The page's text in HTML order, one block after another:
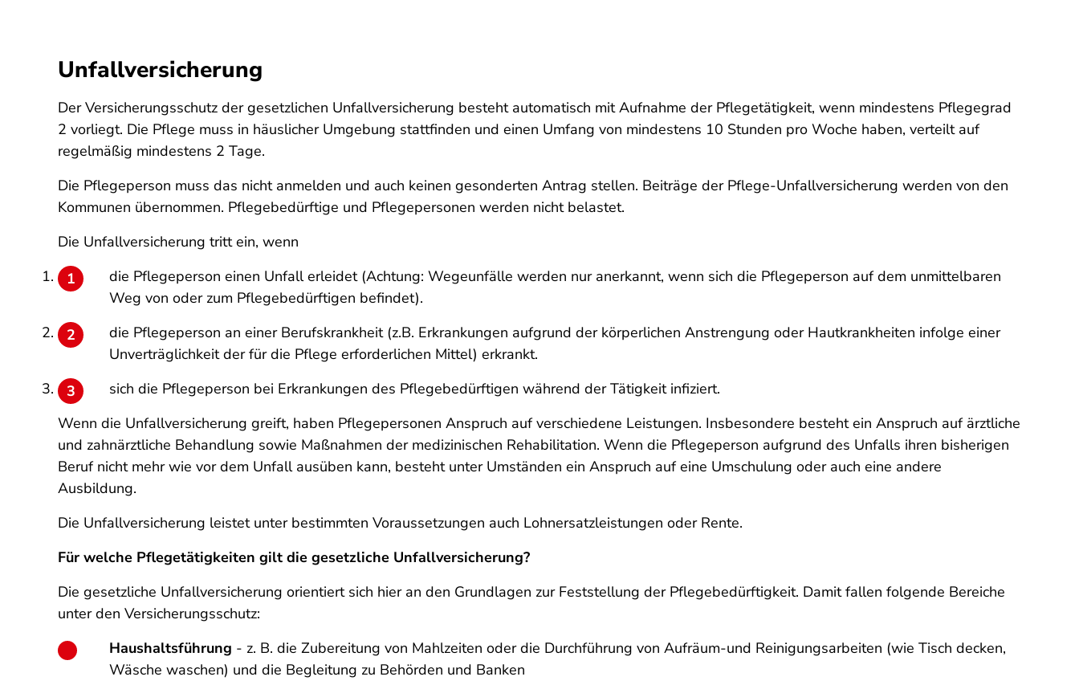
Unfallversicherung
Der Versicherungsschutz der gesetzlichen Unfallversicherung besteht automatisch mit Aufnahme der Pflegetätigkeit, wenn mindestens Pflegegrad
2 vorliegt. Die Pflege muss in häuslicher Umgebung stattfinden und einen Umfang von mindestens 10 Stunden pro Woche haben, verteilt auf
regelmäßig mindestens 2 Tage.
Die Pflegeperson muss das nicht anmelden und auch keinen gesonderten Antrag stellen. Beiträge der Pflege-Unfallversicherung werden von den
Kommunen übernommen. Pflegebedürftige und Pflegepersonen werden nicht belastet.
Die Unfallversicherung tritt ein, wenn
die Pflegeperson einen Unfall erleidet (Achtung: Wegeunfälle werden nur anerkannt, wenn sich die Pflegeperson auf dem unmittelbaren
Weg von oder zum Pflegebedürftigen befindet).
die Pflegeperson an einer Berufskrankheit (z.B. Erkrankungen aufgrund der körperlichen Anstrengung oder Hautkrankheiten infolge einer
Unverträglichkeit der für die Pflege erforderlichen Mittel) erkrankt.
sich die Pflegeperson bei Erkrankungen des Pflegebedürftigen während der Tätigkeit infiziert.
Wenn die Unfallversicherung greift, haben Pflegepersonen Anspruch auf verschiedene Leistungen. Insbesondere besteht ein Anspruch auf ärztliche
und zahnärztliche Behandlung sowie Maßnahmen der medizinischen Rehabilitation. Wenn die Pflegeperson aufgrund des Unfalls ihren bisherigen
Beruf nicht mehr wie vor dem Unfall ausüben kann, besteht unter Umständen ein Anspruch auf eine Umschulung oder auch eine andere
Ausbildung.
Die Unfallversicherung leistet unter bestimmten Voraussetzungen auch Lohnersatzleistungen oder Rente.
Für welche Pflegetätigkeiten gilt die gesetzliche Unfallversicherung?
Die gesetzliche Unfallversicherung orientiert sich hier an den Grundlagen zur Feststellung der Pflegebedürftigkeit. Damit fallen folgende Bereiche
unter den Versicherungsschutz:
Haushaltsführung - z. B. die Zubereitung von Mahlzeiten oder die Durchführung von Aufräum-und Reinigungsarbeiten (wie Tisch decken,
Wäsche waschen) und die Begleitung zu Behörden und Banken